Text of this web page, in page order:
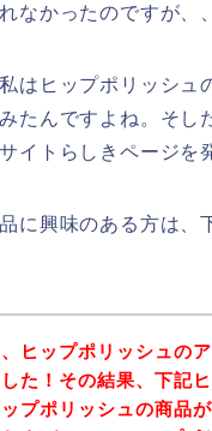
なかったのですが、
はヒップポリッシュ
たんですよね。そ
イトらしきページを
に興味のある方は、
ヒップポリッシュの
た！その結果、下記
プポリッシュの商品